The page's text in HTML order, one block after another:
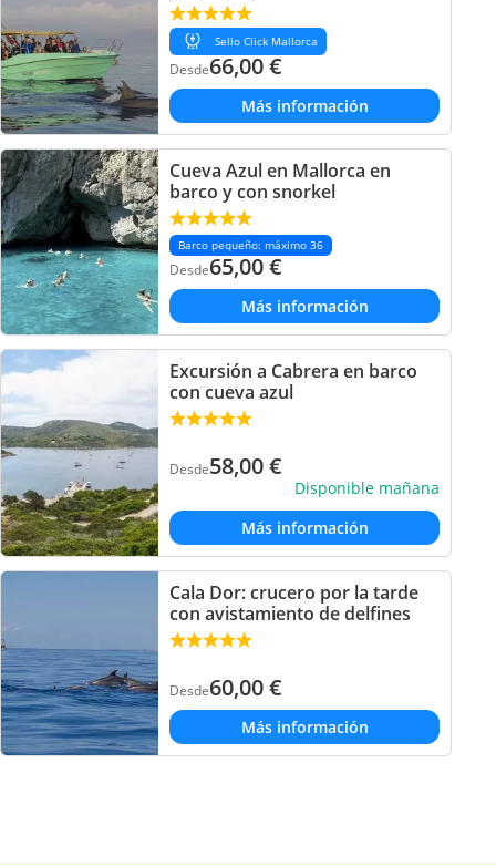
Sello Click Mallorca
Desde66,00€
Más información
Cueva Azul en Mallorca en
barco y con snorkel
Barco pequeño: máximo 36
Desde65,00€
Más información
Excursión a Cabrera en barco
con cueva azul
Desde58,00€
Disponible mañana
Más información
Cala Dor: crucero por la tarde
con avistamiento de delfines
Desde60,00€
Más información